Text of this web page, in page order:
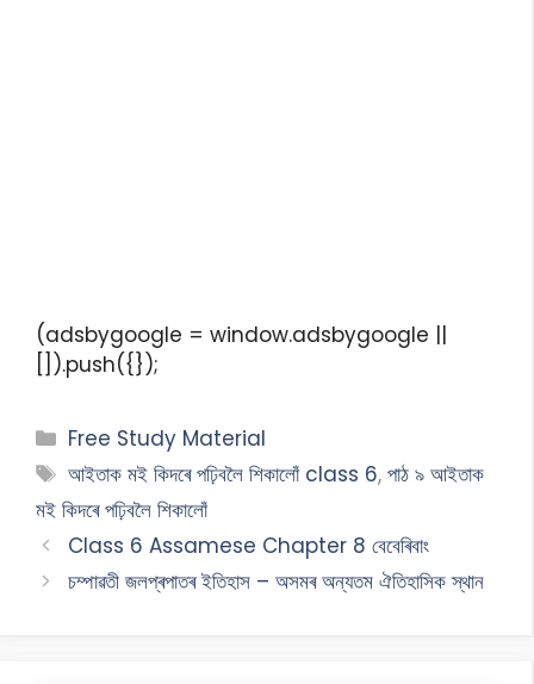
(adsbygoogle = window.adsbygoogle ||
[]).push({});
Free Study Material
আইতাক মই কিদৰে পঢ়িবলৈ শিকালোঁ class 6,পাঠ ৯ আইতাক
মই কিদৰে পঢ়িবলৈ শিকালোঁ
Class 6 Assamese Chapter 8 বেবেৰিবাং
চম্পাৱতী জলপ্ৰপাতৰ ইতিহাস – অসমৰ অন্যতম ঐতিহাসিক স্থান